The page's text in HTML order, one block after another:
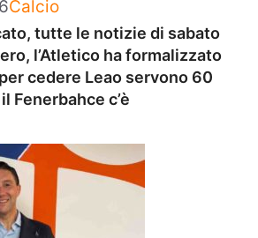
Calcio
tutte le notizie di sabato
l’Atletico ha formalizzato
cedere Leao servono 60
Fenerbahce c’è